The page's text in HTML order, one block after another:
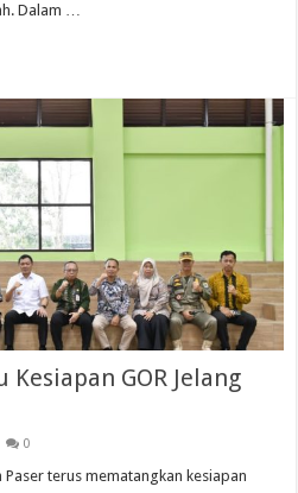
Dalam …
GOR Jelang
0
Paser terus mematangkan kesiapan